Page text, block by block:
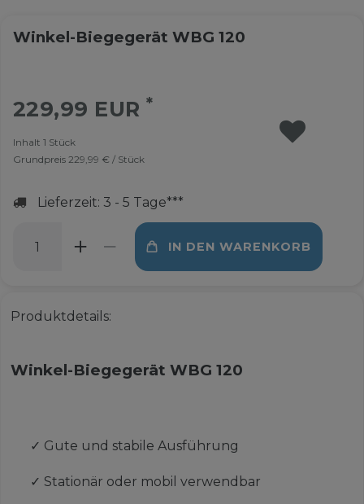
Winkel-Biegegerät WBG 120
229,99 EUR*
Inhalt 1 Stück
Grundpreis 229,99 € / Stück
Lieferzeit: 3 - 5 Tage***
IN DEN WARENKORB
Produktdetails:
Winkel-Biegegerät WBG 120
✓ Gute und stabile Ausführung
✓ Stationär oder mobil verwendbar